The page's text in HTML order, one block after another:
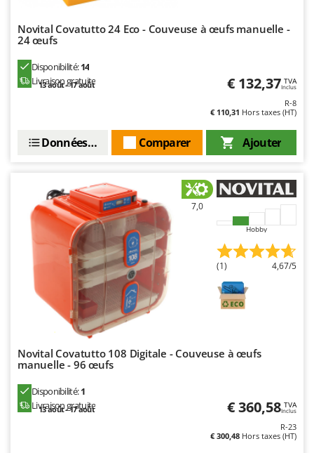
Sunseeker
Tecla
Telwin
Titania
Tornado
Tre Spade
Trev - Abrek - TecnoVIR
Troy-Bilt
Udor
Unger
V
Verdemax
Novital Covatutto 24 Eco - Couveuse à œufs manuelle -
24 œufs
Disponibilité:14
Livraison gratuite
13 août - 17 août € 132,37 TVA
Inclus
R-8
€ 110,31 Hors taxes (HT)
Ajouter
Comparer
Données techniques
7,0
Hobby
(1) 4,67/5
Novital Covatutto 108 Digitale - Couveuse à œufs
manuelle - 96 œufs
Disponibilité:1
Livraison gratuite
13 août - 17 août € 360,58 TVA
Inclus
R-23
€ 300,48 Hors taxes (HT)